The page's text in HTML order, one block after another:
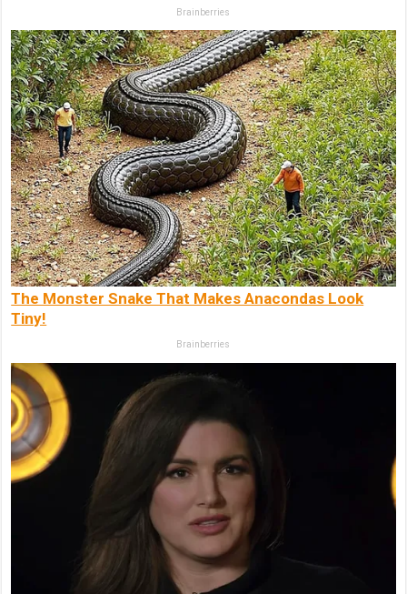
Brainberries
The Monster Snake That Makes Anacondas Look
Tiny!
Brainberries